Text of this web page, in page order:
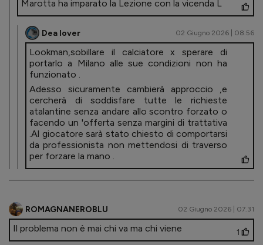
Marotta ha imparato la Lezione con la vicenda L
Dea lover 02 Giugno 2026 | 08.56
Lookman,sobillare il calciatore x sperare di
portarlo a Milano alle sue condizioni non ha
funzionato .
Adesso sicuramente cambierà approccio ,e
cercherà di soddisfare tutte le richieste
atalantine senza andare allo scontro forzato o
facendo un 'offerta senza margini di trattativa
.Al giocatore sarà stato chiesto di comportarsi
da professionista non mettendosi di traverso
per forzare la mano .
ROMAGNANEROBLU 02 Giugno 2026 | 07.31
Il problema non è mai chi va ma chi viene 1